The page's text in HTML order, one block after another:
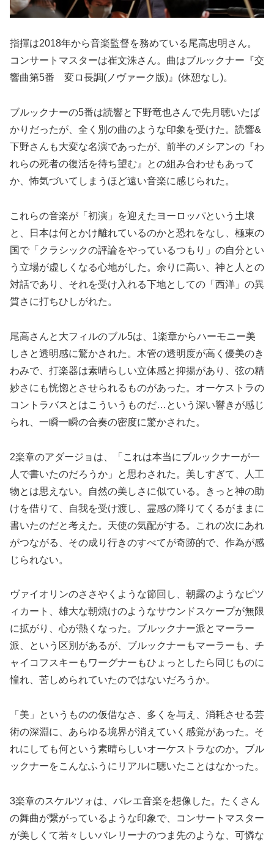
指揮は2018年から音楽監督を務めている尾高忠明さん。
コンサートマスターは崔文洙さん。曲はブルックナー『交
響曲第5番 変ロ長調(ノヴァーク版)』(休憩なし)。
ブルックナーの5番は読響と下野竜也さんで先月聴いたば
かりだったが、全く別の曲のような印象を受けた。読響&
下野さんも大変な名演であったが、前半のメシアンの『わ
れらの死者の復活を待ち望む』との組み合わせもあって
か、怖気づいてしまうほど遠い音楽に感じられた。
これらの音楽が「初演」を迎えたヨーロッパという土壌
と、日本は何とかけ離れているのかと恐れをなし、極東の
国で「クラシックの評論をやっているつもり」の自分とい
う立場が虚しくなる心地がした。余りに高い、神と人との
対話であり、それを受け入れる下地としての「西洋」の異
質さに打ちひしがれた。
尾高さんと大フィルのブル5は、1楽章からハーモニー美
しさと透明感に驚かされた。木管の透明度が高く優美のき
わみで、打楽器は素晴らしい立体感と抑揚があり、弦の精
妙さにも恍惚とさせられるものがあった。オーケストラの
コントラバスとはこういうものだ…という深い響きが感じ
られ、一瞬一瞬の合奏の密度に驚かされた。
2楽章のアダージョは、「これは本当にブルックナーが一
人で書いたのだろうか」と思わされた。美しすぎて、人工
物とは思えない。自然の美しさに似ている。きっと神の助
けを借りて、自我を受け渡し、霊感の降りてくるがままに
書いたのだと考えた。天使の気配がする。これの次にあれ
がつながる、その成り行きのすべてが奇跡的で、作為が感
じられない。
ヴァイオリンのささやくような節回し、朝露のようなピツ
ィカート、雄大な朝焼けのようなサウンドスケープが無限
に拡がり、心が熱くなった。ブルックナー派とマーラー
派、という区別があるが、ブルックナーもマーラーも、チ
ャイコフスキーもワーグナーもひょっとしたら同じものに
憧れ、苦しめられていたのではないだろうか。
「美」というものの仮借なさ、多くを与え、消耗させる芸
術の深淵に、あらゆる境界が消えていく感覚があった。そ
れにしても何という素晴らしいオーケストラなのか。ブル
ックナーをこんなふうにリアルに聴いたことはなかった。
3楽章のスケルツォは、バレエ音楽を想像した。たくさん
の舞曲が繋がっているような印象で、コンサートマスター
が美しくて若々しいバレリーナのつま先のような、可憐な